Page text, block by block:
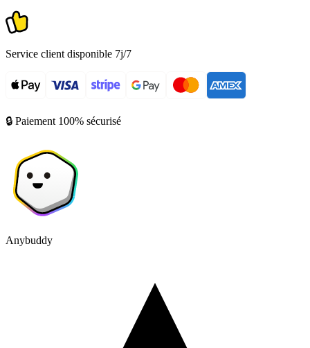
Service client disponible 7j/7
🔒 Paiement 100% sécurisé
Anybuddy